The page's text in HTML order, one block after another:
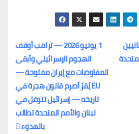
1 يونيو 2026 — ترامب أوقف
الهجوم الإسرائيلي وأبقى
المفاوضات مع إيران مفتوحة —
EU يُقرّ أصرم قانون هجرة في
تاريخه — إسرائيل تتوغل في
لبنان والأمم المتحدة تطالب
بالهدوء